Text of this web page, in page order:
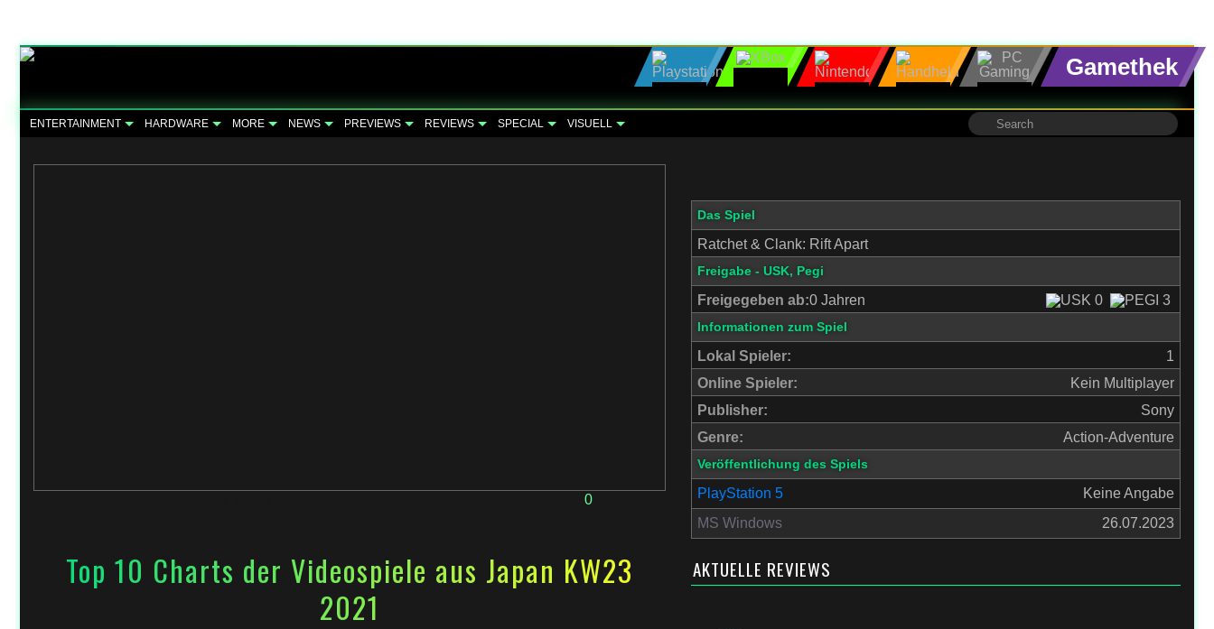
Gamethek
ENTERTAINMENT HARDWARE MORE NEWS PREVIEWS REVIEWS SPECIAL VISUELL
0
Top 10 Charts der Videospiele aus Japan KW23
2021
Das Spiel
Ratchet & Clank: Rift Apart
Freigabe - USK, Pegi
Freigegeben ab:0 Jahren
Informationen zum Spiel
Lokal Spieler:
1
Online Spieler:
Kein Multiplayer
Publisher:
Sony
Genre:
Action-Adventure
Veröffentlichung des Spiels
PlayStation 5
Keine Angabe
MS Windows
26.07.2023
AKTUELLE REVIEWS